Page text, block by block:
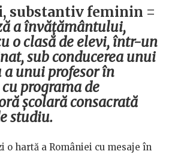
substantiv feminin =
a învățământului,
o clasă de elevi, într-un
sub conducerea unui
unui profesor în
programa de
școlară consacrată
studiu.
o hartă a României cu mesaje în